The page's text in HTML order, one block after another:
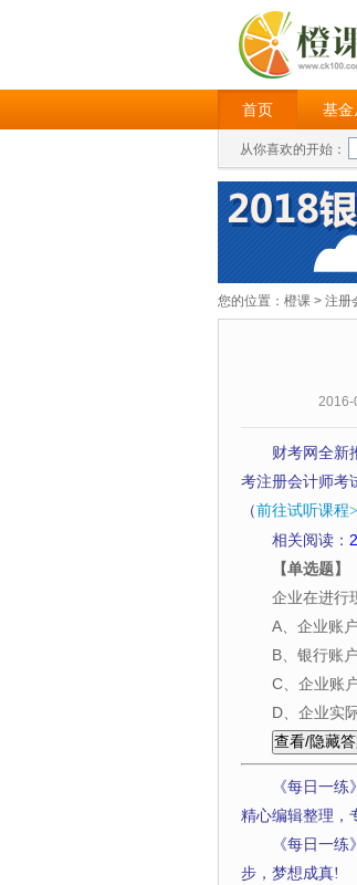
首页 基金
从你喜欢的开始：
您的位置： 橙课 > 注册
财考网全新
考注册会计师考
（前往试听课程
相关阅读：
【单选题】
企业在进行
A、企业账
B、银行账
C、企业账
D、企业实
《每日一
精心编辑整理，
《每日一
步，梦想成真!